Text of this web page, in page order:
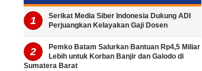
Serikat Media Siber Indonesia Dukung ADI
Perjuangkan Kelayakan Gaji Dosen
Pemko Batam Salurkan Bantuan Rp4,5 Miliar
Lebih untuk Korban Banjir dan Galodo di
Sumatera Barat